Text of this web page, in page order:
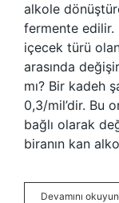
alkole
fermente
içecek türü
arasında
mı? Bir kadeh
0,3/mil’dir. Bu
bağlı olarak
biranın kan
Devamını okuyun